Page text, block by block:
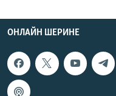
ОНЛАЙН ШЕРИНЕ